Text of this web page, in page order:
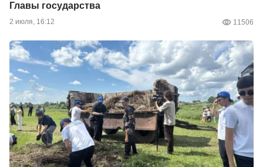
Главы государства
2 июля, 16:12 11506